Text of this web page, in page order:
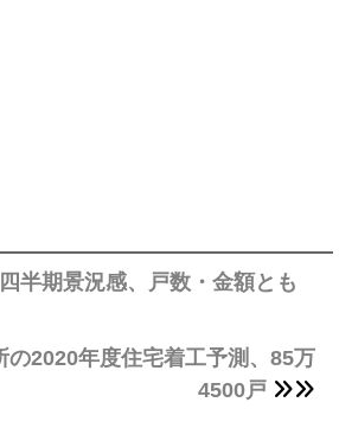
半期景況感、戸数・金額とも
の2020年度住宅着工予測、85万
4500戸